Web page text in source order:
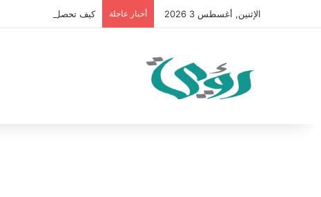
الإثنين, أغسطس 3 2026 أخبار عاجلة كيف تحصل على 100 متابع يوميًا على “انستقرام” في 2026 بدون إعلانات